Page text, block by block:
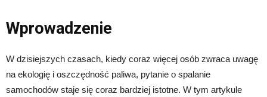
Wprowadzenie
W dzisiejszych czasach, kiedy coraz więcej osób zwraca uwagę
na ekologię i oszczędność paliwa, pytanie o spalanie
samochodów staje się coraz bardziej istotne. W tym artykule